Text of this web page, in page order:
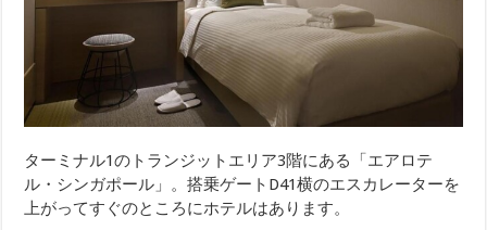
ターミナル1のトランジットエリア3階にある「エアロテ
ル・シンガポール」。搭乗ゲートD41横のエスカレーターを
上がってすぐのところにホテルはあります。